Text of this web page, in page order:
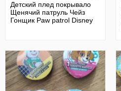
Детский плед покрывало
Щенячий патруль Чейз
Гонщик Paw patrol Disney